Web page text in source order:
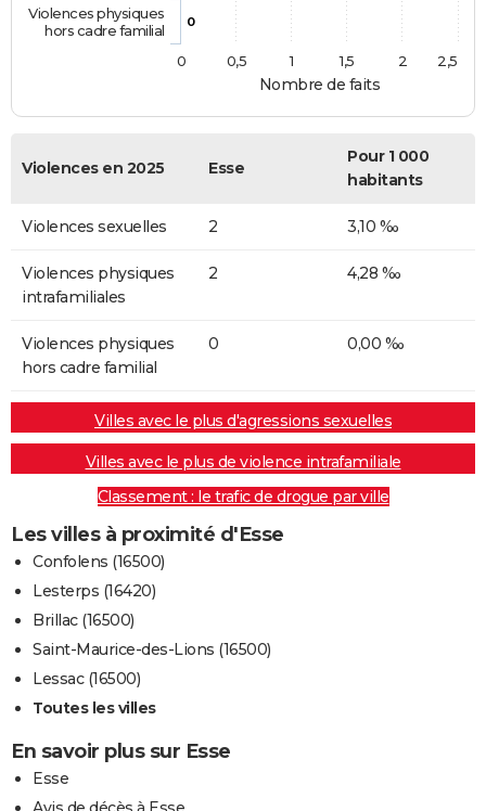
Nombre de faits
0
Violences physiques
hors cadre familial
0
0,5 1 1,5 2 2,5
Violences en 2025 Esse
Pour 1 000
habitants
Violences sexuelles 2 3,10 ‰
Violences physiques
intrafamiliales
2 4,28 ‰
Violences physiques
hors cadre familial
0 0,00 ‰
Villes avec le plus d'agressions sexuelles
Villes avec le plus de violence intrafamiliale
Classement : le trafic de drogue par ville
Les villes à proximité d'Esse
Confolens (16500)
Lesterps (16420)
Brillac (16500)
Saint-Maurice-des-Lions (16500)
Lessac (16500)
Toutes les villes
En savoir plus sur Esse
Esse